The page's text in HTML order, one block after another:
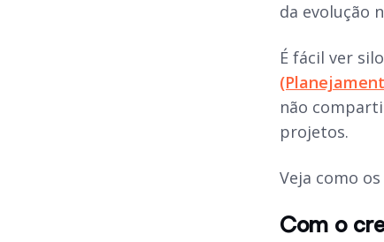
da evolução
É fácil ver
não
projetos.
Veja como
Com o